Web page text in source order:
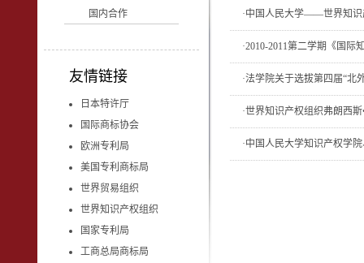
国内合作
友情链接
日本特许厅
国际商标协会
欧洲专利局
美国专利商标局
世界贸易组织
世界知识产权组织
国家专利局
工商总局商标局
·中国人民大学——世界知识
·2010-2011第二学期《国际
·法学院关于选拔第四届“北
·世界知识产权组织弗朗西
·中国人民大学知识产权学